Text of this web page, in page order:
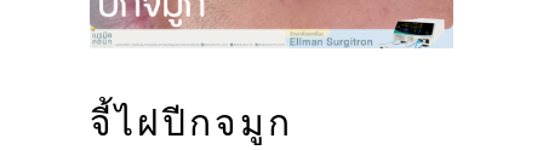
จี้ไฝปีกจมูก